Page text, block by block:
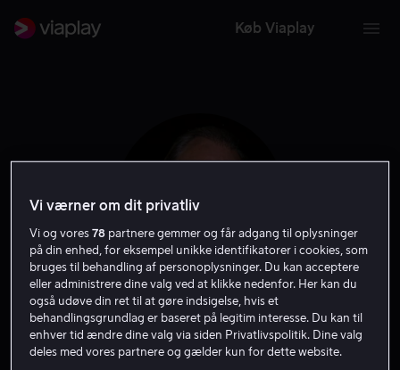
Køb Viaplay
Don Stroud
Vi værner om dit privatliv
Vi og vores78 partnere gemmer og får adgang til oplysninger
på din enhed, for eksempel unikke identifikatorer i cookies, som
bruges til behandling af personoplysninger. Du kan acceptere
eller administrere dine valg ved at klikke nedenfor. Her kan du
også udøve din ret til at gøre indsigelse, hvis et
behandlingsgrundlag er baseret på legitim interesse. Du kan til
enhver tid ændre dine valg via siden Privatlivspolitik. Dine valg
deles med vores partnere og gælder kun for dette website.